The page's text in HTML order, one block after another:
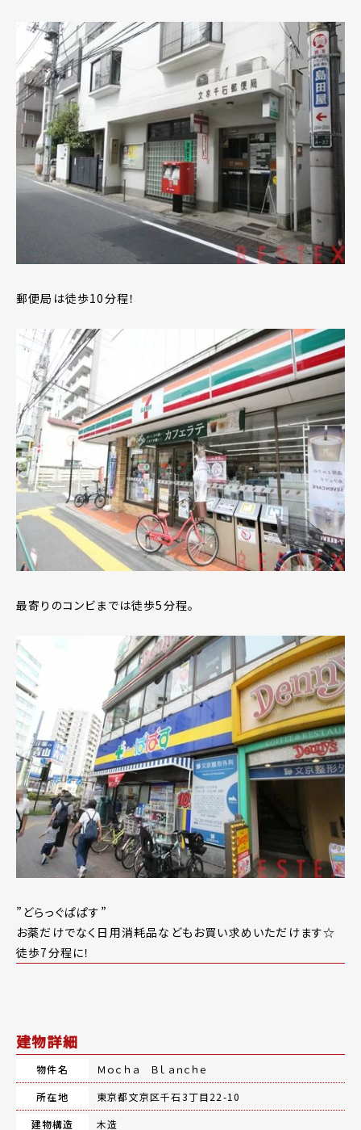
郵便局は徒歩10分程！
最寄りのコンビまでは徒歩5分程。
”どらっぐぱぱす”
お薬だけでなく日用消耗品などもお買い求めいただけます☆
徒歩7分程に！
建物詳細
物件名
Ｍｏｃｈａ Ｂｌａｎｃｈｅ
所在地
東京都文京区千石3丁目22-10
建物構造
木造